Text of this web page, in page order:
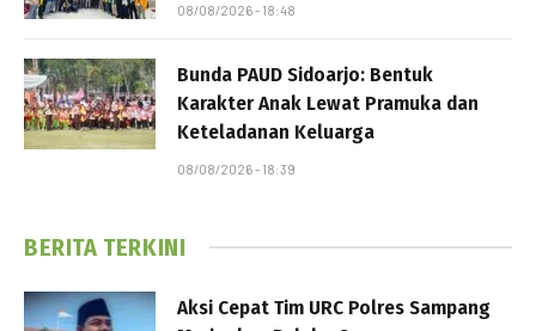
08/08/2026 - 18:48
Bunda PAUD Sidoarjo: Bentuk
Karakter Anak Lewat Pramuka dan
Keteladanan Keluarga
08/08/2026 - 18:39
BERITA TERKINI
Aksi Cepat Tim URC Polres Sampang